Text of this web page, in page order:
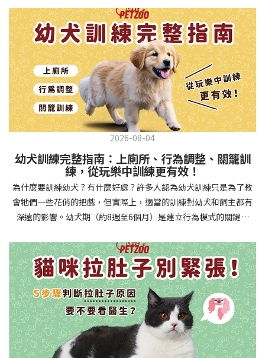
2026-08-04
幼犬訓練完整指南：上廁所、行為調整、關籠訓
練，從玩樂中訓練更有效！
為什麼要訓練幼犬？有什麼好處？許多人認為幼犬訓練只是為了教
會牠們一些花俏的把戲，但實際上，適當的訓練對幼犬和飼主都有
深遠的影響。幼犬期（約8週至6個月）是建立行為模式的關鍵時
的行為問題，並建立人犬間的健康關係。 建立安全健康的生活環境
透過基礎訓練，幼犬能學會家居規則，避免危險行為和破壞家具。
像是「不」和「放下」等指令可以阻止幼犬咬電線或誤食有害物
質，有效降低居家意外風險。規律的如廁訓練則能養成良好衛生習
慣，讓家中環境保持乾淨舒適。增強溝通與信任關係訓練過程就像
建立一種共同語言，幫助你和幼犬更好地理解彼此。當幼犬學會回
應你的指令，不只增加了互動機會，也建立了主人作為領導者的地
位。正向獎勵式訓練更能培養幼犬對你的信任感，強化情感連結，